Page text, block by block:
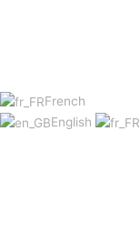
French
English